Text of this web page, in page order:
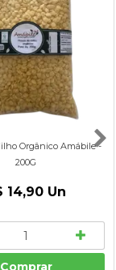
Orgânico Amábile -
200G
14,90 Un
Comprar